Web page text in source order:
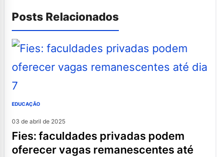
Posts Relacionados
EDUCAÇÃO
03 de abril de 2025
fies: faculdades privadas podem
oferecer vagas remanescentes até